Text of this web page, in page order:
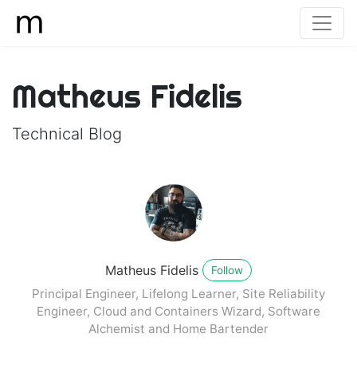
Matheus Fidelis
Technical Blog
Matheus Fidelis Follow
Principal Engineer, Lifelong Learner, Site Reliability
Engineer, Cloud and Containers Wizard, Software
Alchemist and Home Bartender